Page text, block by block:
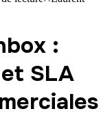
:
SLA